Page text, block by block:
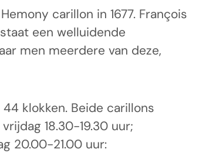
carillon in 1677. François
een welluidende
men meerdere van deze,
klokken. Beide carillons
18.30-19.30 uur;
20.00-21.00 uur: